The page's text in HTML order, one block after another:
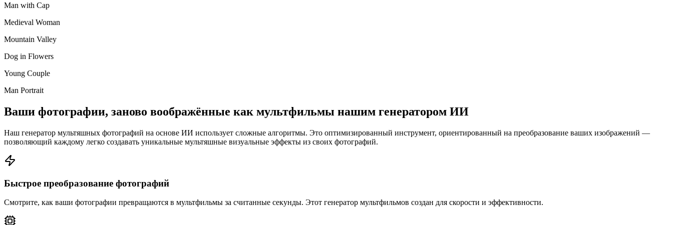
Man with Cap
Medieval Woman
Mountain Valley
Dog in Flowers
Young Couple
Man Portrait
Ваши фотографии, заново воображённые как мультфильмы нашим генератором ИИ
Наш генератор мультяшных фотографий на основе ИИ использует сложные алгоритмы. Это оптимизированный инструмент, ориентированный на преобразование ваших изображений —
позволяющий каждому легко создавать уникальные мультяшные визуальные эффекты из своих фотографий.
Быстрое преобразование фотографий
Смотрите, как ваши фотографии превращаются в мультфильмы за считанные секунды. Этот генератор мультфильмов создан для скорости и эффективности.